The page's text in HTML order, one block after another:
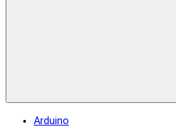
Arduino